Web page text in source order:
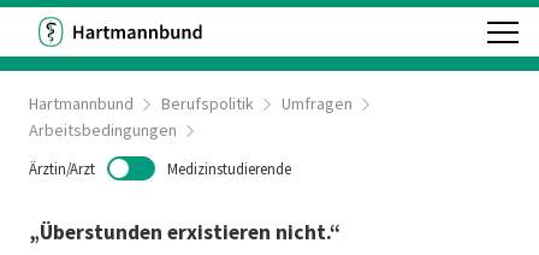
Hartmannbund Berufspolitik
Umfragen
Arbeitsbedingungen
Ärztin/Arzt Medizinstudierende
„Überstunden erxistieren nicht.“